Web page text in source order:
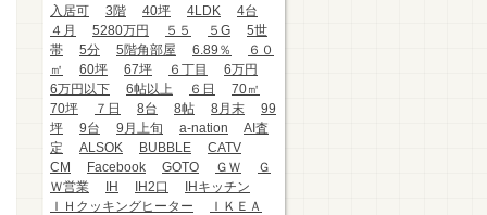
入居可
3階 40坪 4LDK
4台
４月
5280万円 ５５ ５G
5世
帯
5分 5階角部屋 6.89％
６０
㎡
60坪 67坪 ６丁目
6万円
6万円以下
6帖以上 ６日
70㎡
70坪
７日 8台 8帖 8月末
99
坪
9台 9月上旬 a-nation
AI査
定
ALSOK BUBBLE
CATV
CM
Facebook GOTO ＧＷ
Ｇ
Ｗ営業
IH IH2口
IHキッチン
ＩＨクッキングヒーター
ＩＫＥＡ